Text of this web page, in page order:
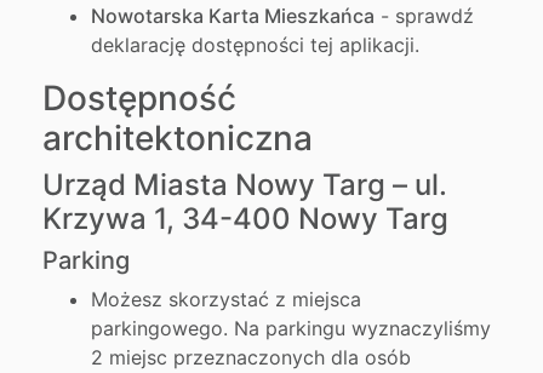
Nowotarska Karta Mieszkańca - sprawdź
deklarację dostępności tej aplikacji.
Dostępność
architektoniczna
Urząd Miasta Nowy Targ – ul.
Krzywa 1, 34-400 Nowy Targ
Parking
Możesz skorzystać z miejsca
parkingowego. Na parkingu wyznaczyliśmy
2 miejsc przeznaczonych dla osób